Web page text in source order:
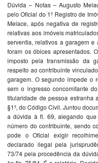
Dúvida – Notas – Augusto
pelo Oficial do 1º Registro de
Melace, após negativa de
relativas aos imóveis
serventia, relativos a garagem
foram os óbices apresentados.
imposto pela transmissão da
respeito ao contribuinte
garagem. O segundo impede o
sem o ingresso concomitante
titularidade de pessoa estranha
§1º, do Código Civil. Juntou
a dúvida à fl. 69, alegando que
número do contribuinte, sendo
pode o Oficial exigir
declarado ilegal pela
73/74 pela procedência da